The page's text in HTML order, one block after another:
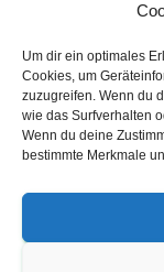
Um dir ein optimales
Cookies, um
zuzugreifen. Wenn du
wie das Surfverhalten
Wenn du deine
bestimmte Merkmale